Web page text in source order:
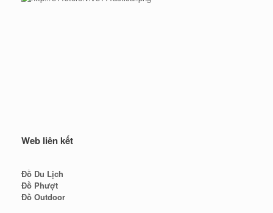
Web liên kết
Đồ Du Lịch
Đồ Phượt
Đồ Outdoor